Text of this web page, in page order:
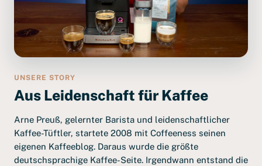
UNSERE STORY
Aus Leidenschaft für Kaffee
Arne Preuß, gelernter Barista und leidenschaftlicher
Kaffee-Tüftler, startete 2008 mit Coffeeness seinen
eigenen Kaffeeblog. Daraus wurde die größte
deutschsprachige Kaffee-Seite. Irgendwann entstand die